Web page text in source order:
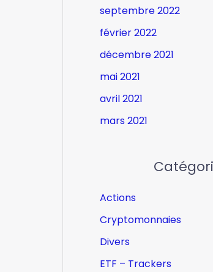
septembre 2022
février 2022
décembre 2021
mai 2021
avril 2021
mars 2021
Actions
Cryptomonnaies
Divers
ETF – Trackers